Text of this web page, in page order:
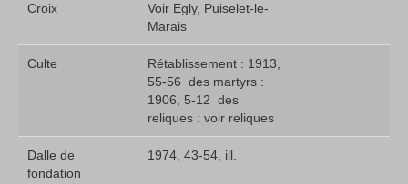
Croix
Voir Egly, Puiselet-le-
Marais
Culte
Rétablissement : 1913,
55-56  des martyrs :
1906, 5-12  des
reliques : voir reliques
Dalle de
fondation
1974, 43-54, ill.